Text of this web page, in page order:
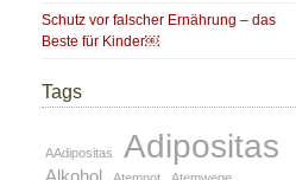
Schutz vor falscher Ernährung – das
Beste für Kinder￼
Tags
AAdipositas Adipositas
Alkohol Atemnot
Atemwege